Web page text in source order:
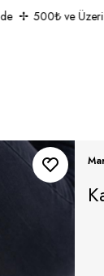
500₺ ve Üzeri